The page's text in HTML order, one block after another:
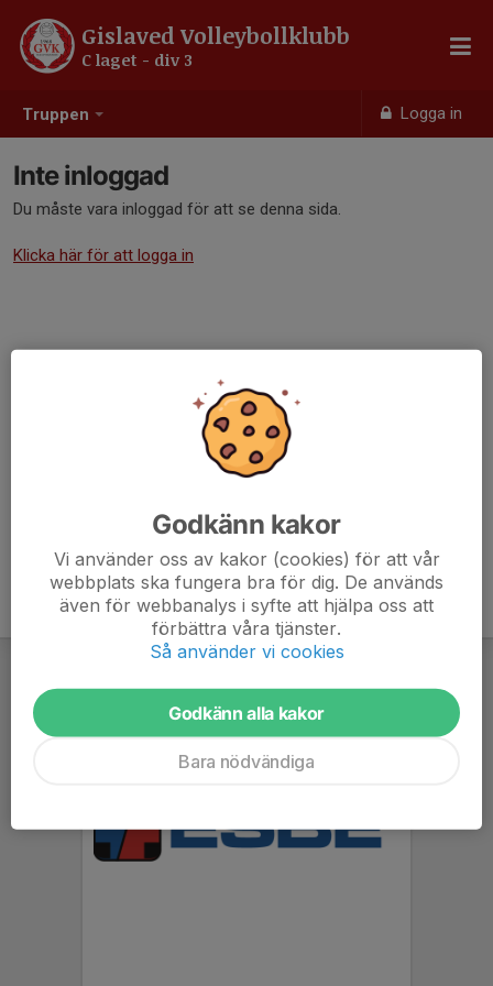
Truppen Logga in
Gislaved Volleybollklubb
C laget - div 3
Inte inloggad
Du måste vara inloggad för att se denna sida.
Klicka här för att logga in
Godkänn kakor
Vi använder oss av kakor (cookies) för att vår
webbplats ska fungera bra för dig. De används
även för webbanalys i syfte att hjälpa oss att
förbättra våra tjänster.
Så använder vi cookies
Godkänn alla kakor
Bara nödvändiga